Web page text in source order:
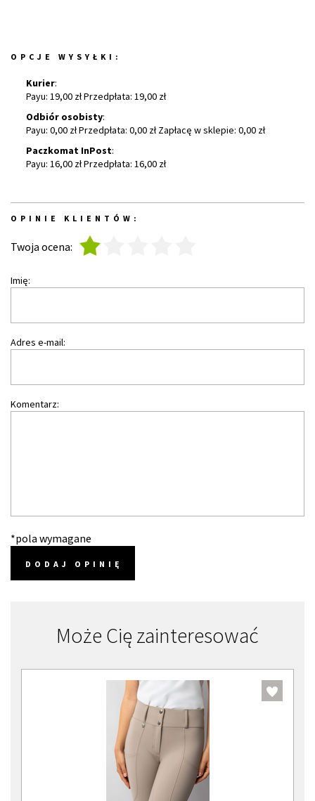
OPCJE WYSYŁKI:
Kurier:
Payu: 19,00 zł Przedpłata: 19,00 zł
Odbiór osobisty:
Payu: 0,00 zł Przedpłata: 0,00 zł Zapłacę w sklepie: 0,00 zł
Paczkomat InPost:
Payu: 16,00 zł Przedpłata: 16,00 zł
OPINIE KLIENTÓW:
Twoja ocena:
Imię:
Adres e-mail:
Komentarz:
*pola wymagane
DODAJ OPINIĘ
Może Cię zainteresować